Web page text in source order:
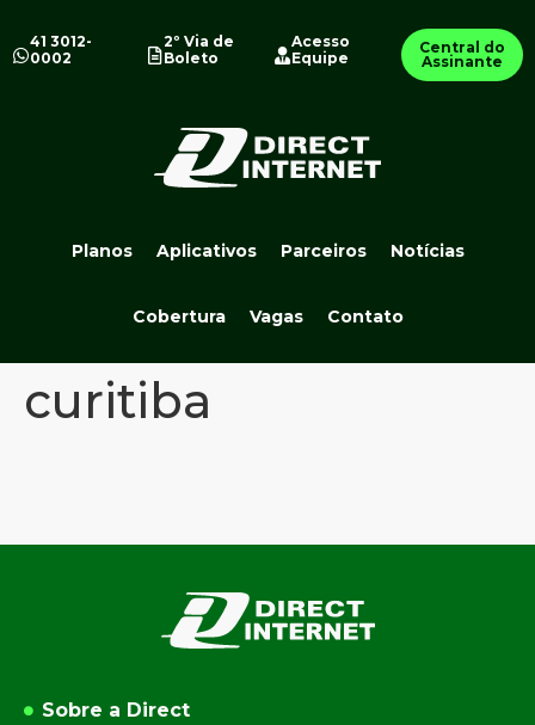
41 3012-
0002
2º Via de
Boleto
Acesso
Equipe
Central do
Assinante
Planos Aplicativos Parceiros Notícias
Cobertura Vagas Contato
curitiba
Sobre a Direct